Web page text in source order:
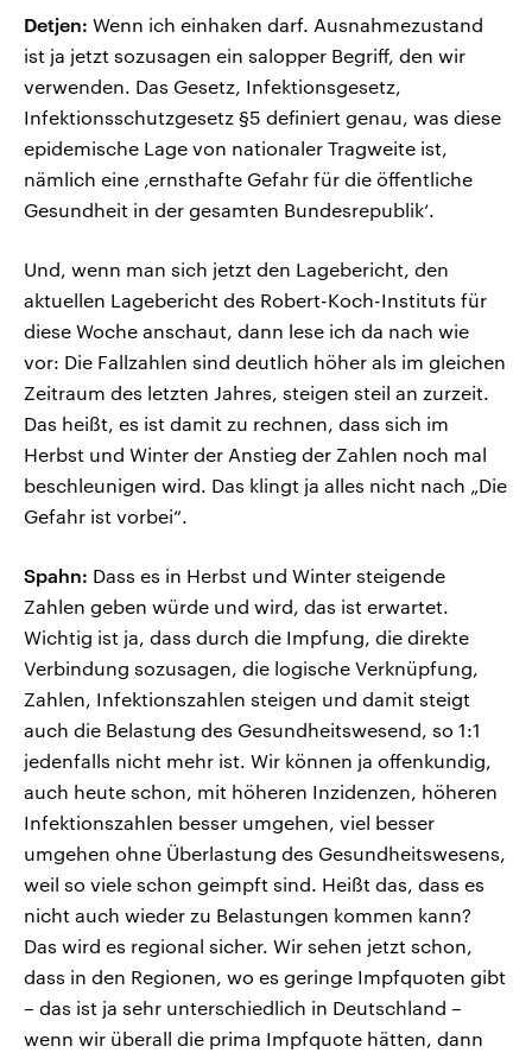
Detjen: Wenn ich einhaken darf. Ausnahmezustand
ist ja jetzt sozusagen ein salopper Begriff, den wir
verwenden. Das Gesetz, Infektionsgesetz,
Infektionsschutzgesetz §5 definiert genau, was diese
epidemische Lage von nationaler Tragweite ist,
nämlich eine ‚ernsthafte Gefahr für die öffentliche
Gesundheit in der gesamten Bundesrepublik‘.
Und, wenn man sich jetzt den Lagebericht, den
aktuellen Lagebericht des Robert-Koch-Instituts für
diese Woche anschaut, dann lese ich da nach wie
vor: Die Fallzahlen sind deutlich höher als im gleichen
Zeitraum des letzten Jahres, steigen steil an zurzeit.
Das heißt, es ist damit zu rechnen, dass sich im
Herbst und Winter der Anstieg der Zahlen noch mal
beschleunigen wird. Das klingt ja alles nicht nach „Die
Gefahr ist vorbei“.
Spahn: Dass es in Herbst und Winter steigende
Zahlen geben würde und wird, das ist erwartet.
Wichtig ist ja, dass durch die Impfung, die direkte
Verbindung sozusagen, die logische Verknüpfung,
Zahlen, Infektionszahlen steigen und damit steigt
auch die Belastung des Gesundheitswesend, so 1:1
jedenfalls nicht mehr ist. Wir können ja offenkundig,
auch heute schon, mit höheren Inzidenzen, höheren
Infektionszahlen besser umgehen, viel besser
umgehen ohne Überlastung des Gesundheitswesens,
weil so viele schon geimpft sind. Heißt das, dass es
nicht auch wieder zu Belastungen kommen kann?
Das wird es regional sicher. Wir sehen jetzt schon,
dass in den Regionen, wo es geringe Impfquoten gibt
– das ist ja sehr unterschiedlich in Deutschland –
wenn wir überall die prima Impfquote hätten, dann